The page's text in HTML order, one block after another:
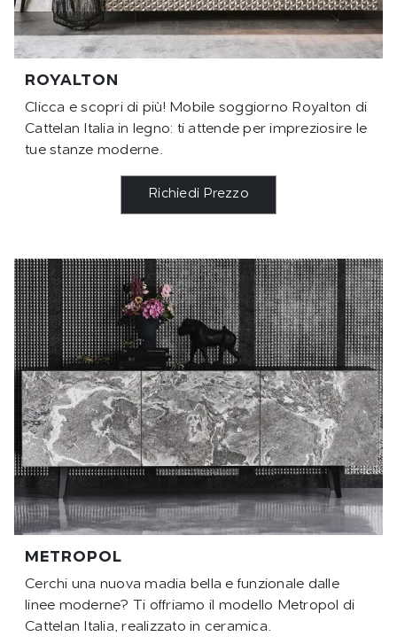
ROYALTON
Clicca e scopri di più! Mobile soggiorno Royalton di
Cattelan Italia in legno: ti attende per impreziosire le
tue stanze moderne.
Richiedi Prezzo
METROPOL
Cerchi una nuova madia bella e funzionale dalle
linee moderne? Ti offriamo il modello Metropol di
Cattelan Italia, realizzato in ceramica.